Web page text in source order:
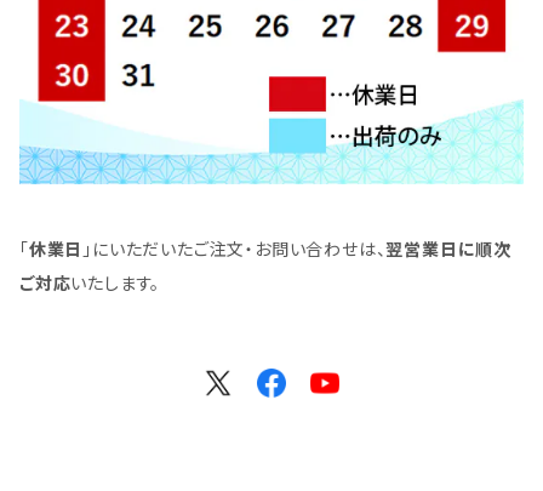
「休業日 」にいただいたご注文・お問い合わせは、翌営業日に順次
ご対応いたします。